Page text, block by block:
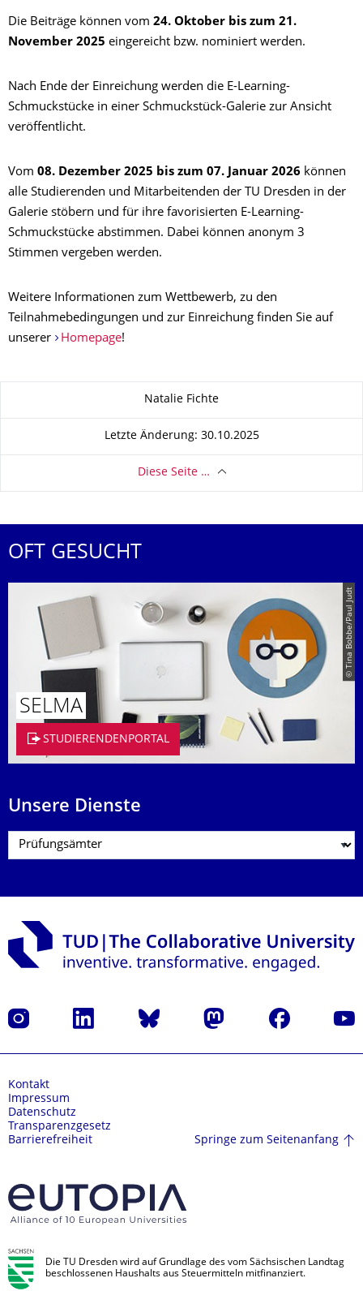
Die Beiträge können vom 24. Oktober bis zum 21.
November 2025 eingereicht bzw. nominiert werden.
Nach Ende der Einreichung werden die E-Learning-
Schmuckstücke in einer Schmuckstück-Galerie zur Ansicht
veröffentlicht.
Vom 08. Dezember 2025 bis zum 07. Januar 2026 können
alle Studierenden und Mitarbeitenden der TU Dresden in der
Galerie stöbern und für ihre favorisierten E-Learning-
Schmuckstücke abstimmen. Dabei können anonym 3
Stimmen vergeben werden.
Weitere Informationen zum Wettbewerb, zu den
Teilnahmebedingungen und zur Einreichung finden Sie auf
unserer
Homepage!
Natalie Fichte
Letzte Änderung: 30.10.2025
Diese Seite …
OFT GESUCHT
© Tina Bobbe/Paul Judt
SELMA
STUDIERENDENPORTAL
Unsere Dienste
Instagram LinkedIn Bluesky Mastodon Facebook
Kontakt
Impressum
Datenschutz
Transparenzgesetz
Barrierefreiheit
Springe zum Seitenanfang
Die TU Dresden wird auf Grundlage des vom Sächsischen Landtag
beschlossenen Haushalts aus Steuermitteln mitfinanziert.